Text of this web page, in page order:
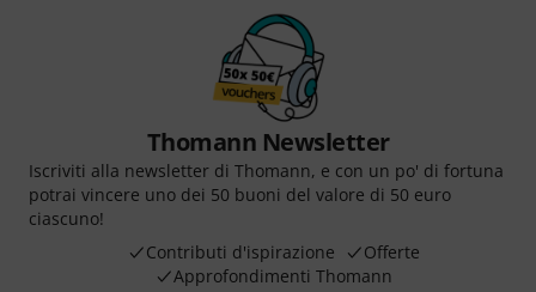
Thomann Newsletter
Iscriviti alla newsletter di Thomann, e con un po' di fortuna
potrai vincere uno dei 50 buoni del valore di 50 euro
ciascuno!
Contributi d'ispirazione
Offerte
Approfondimenti Thomann